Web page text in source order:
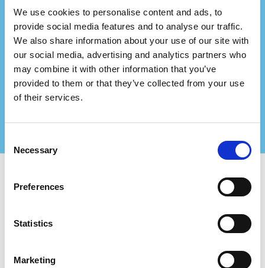
We use cookies to personalise content and ads, to
provide social media features and to analyse our traffic.
We also share information about your use of our site with
our social media, advertising and analytics partners who
may combine it with other information that you’ve
provided to them or that they’ve collected from your use
of their services.
Selection
Necessary
Preferences
Statistics
Marketing
Bir danışmanlık firmasını
mı temsil ediyorsunuz?
Bizimle ortak olun ve sertifikalı müşterileriniz için
daha büyük değerler yaratın!
Daha fazla bilgi için bizimle iletişime geçin
Certifiqat’ı kullanın ve bulun: